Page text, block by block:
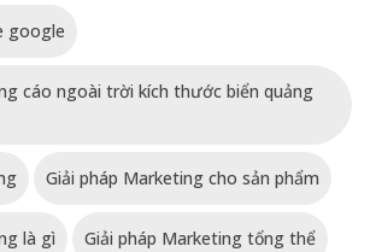
google
cáo ngoài trời kích thước biển quảng
Giải pháp Marketing cho sản phẩm
là gì Giải pháp Marketing tổng thể